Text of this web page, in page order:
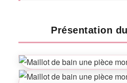
Présentation